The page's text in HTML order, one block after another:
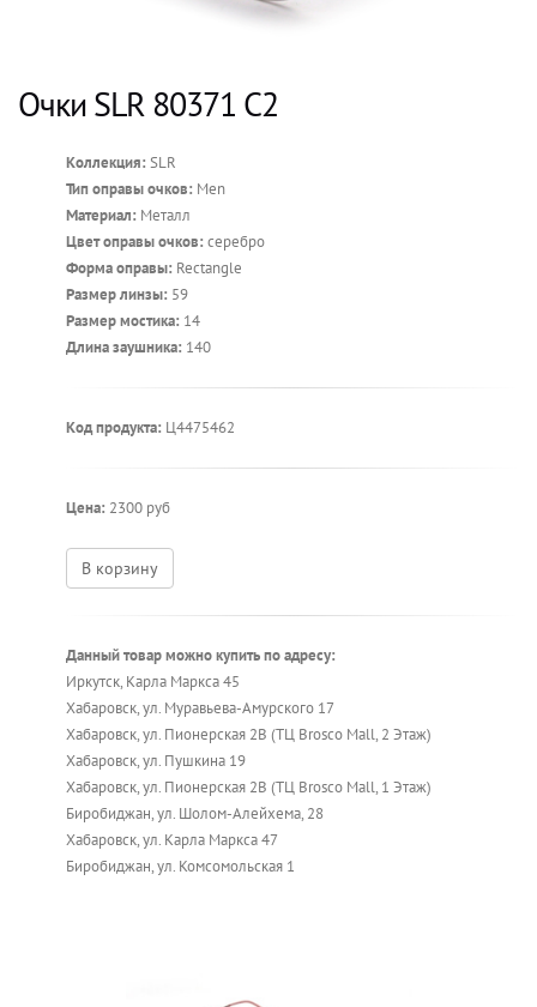
Очки SLR 80371 C2
Коллекция: SLR
Тип оправы очков: Men
Материал: Металл
Цвет оправы очков: серебро
Форма оправы: Rectangle
Размер линзы: 59
Размер мостика: 14
Длина заушника: 140
Код продукта: Ц4475462
Цена: 2300 руб
В корзину
Данный товар можно купить по адресу:
Иркутск, Карла Маркса 45
Хабаровск, ул. Муравьева-Амурского 17
Хабаровск, ул. Пионерская 2В (ТЦ Brosco Mall, 2 Этаж)
Хабаровск, ул. Пушкина 19
Хабаровск, ул. Пионерская 2В (ТЦ Brosco Mall, 1 Этаж)
Биробиджан, ул. Шолом-Алейхема, 28
Хабаровск, ул. Карла Маркса 47
Биробиджан, ул. Комсомольская 1